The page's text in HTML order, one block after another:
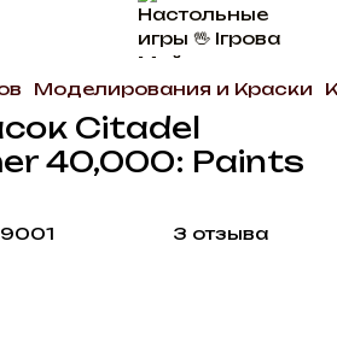
Моделирования и Краски
Citadel
40,000: Paints
3 отзыва